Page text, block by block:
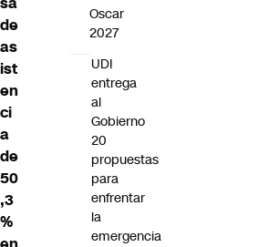
de
as
ist
en
ci
a
de
50
,3
%
Oscar
2027
UDI
entrega
al
Gobierno
20
propuestas
para
enfrentar
la
emergencia